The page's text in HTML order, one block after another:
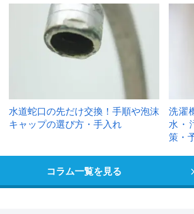
水道蛇口の先だけ交換！手順や泡沫
キャップの選び方・手入れ
洗濯
水・
策・
コラム一覧を見る